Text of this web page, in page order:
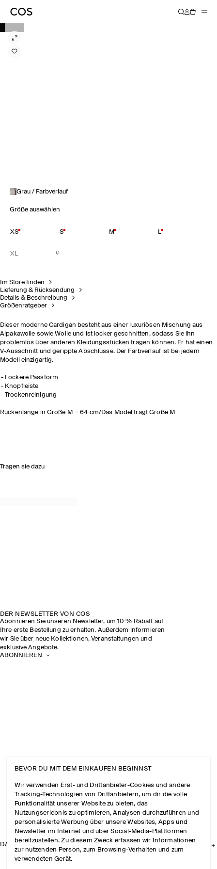
Grau / Farbverlauf
Größe auswählen
XS S M L
XL
Im Store finden
Lieferung & Rücksendung
Details & Beschreibung
Größenratgeber
Dieser moderne Cardigan besteht aus einer luxuriösen Mischung aus
Alpakawolle sowie Wolle und ist locker geschnitten, sodass Sie ihn
problemlos über anderen Kleidungsstücken tragen können. Er hat einen
V-Ausschnitt und gerippte Abschlüsse. Der Farbverlauf ist bei jedem
Modell einzigartig.
Lockere Passform
Knopfleiste
Trockenreinigung
Rückenlänge in Größe M = 64 cm/Das Model trägt Größe M
Tragen sie dazu
DER NEWSLETTER VON COS
Abonnieren Sie unseren Newsletter, um 10 % Rabatt auf
Ihre erste Bestellung zu erhalten. Außerdem informieren
wir Sie über neue Kollektionen, Veranstaltungen und
exklusive Angebote.
ABONNIEREN
DAS UNTERNEHMEN
BEVOR DU MIT DEM EINKAUFEN BEGINNST
Wir verwenden Erst- und Drittanbieter-Cookies und andere
Tracking-Technologien von Drittanbietern, um dir die volle
Funktionalität unserer Website zu bieten, das
Nutzungserlebnis zu optimieren, Analysen durchzuführen und
personalisierte Werbung über unsere Websites, Apps und
Newsletter im Internet und über Social-Media-Plattformen
bereitzustellen. Zu diesem Zweck erfassen wir Informationen
zur nutzenden Person, zum Browsing-Verhalten und zum
verwendeten Gerät.